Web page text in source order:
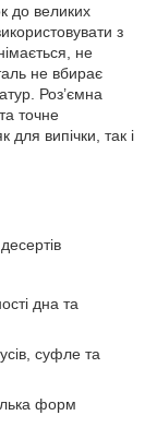
до великих
з
не
не вбирає
Роз’ємна
точне
для випічки, так і
дна та
суфле та
форм